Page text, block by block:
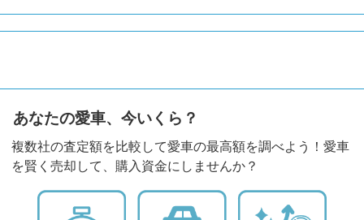
あなたの愛車、今いくら？
複数社の査定額を比較して愛車の最高額を調べよう！愛車
を賢く売却して、購入資金にしませんか？